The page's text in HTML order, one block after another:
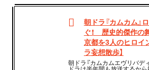
朝ドラ『カムカム』
ぐ！ 歴史的傑作の舞
京都を3人のヒロイ
ラ妄想散歩】
朝ドラ『カムカムエヴリバデ